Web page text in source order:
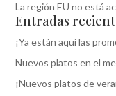
La región EU no está
Entradas
¡Ya están aquí las
Nuevos platos en el
¡Nuevos platos de